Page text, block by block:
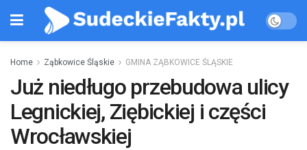
Home Ząbkowice Śląskie GMINA ZĄBKOWICE ŚLĄSKIE
Już niedługo przebudowa ulicy
Legnickiej, Ziębickiej i części
Wrocławskiej